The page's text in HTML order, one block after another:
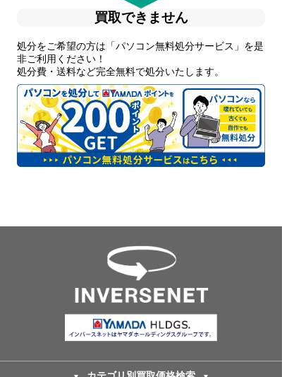
買取できません
処分をご希望の方は「パソコン無料処分サービス」を是
非ご利用ください！
処分費・送料など完全無料で処分いたします。